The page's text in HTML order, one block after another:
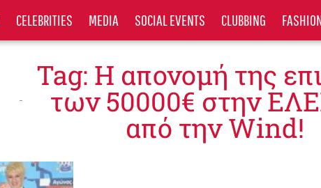
CELEBRITIES MEDIA SOCIAL EVENTS CLUBBING
Tag: Η απονομή της
των 50000€ στην
από την Wind!